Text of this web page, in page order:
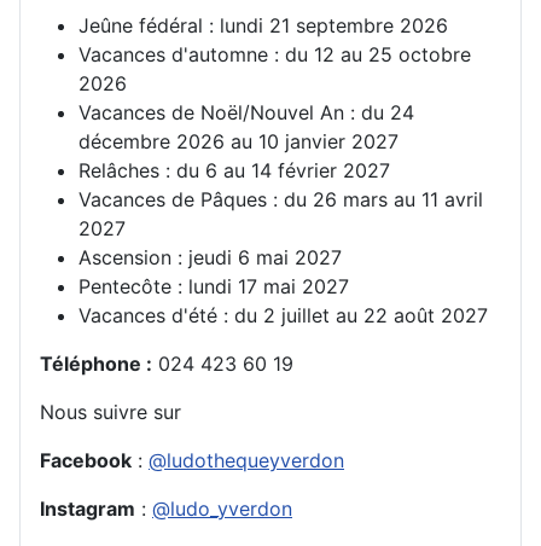
Jeûne fédéral : lundi 21 septembre 2026
Vacances d'automne : du 12 au 25 octobre
2026
Vacances de Noël/Nouvel An : du 24
décembre 2026 au 10 janvier 2027
Relâches : du 6 au 14 février 2027
Vacances de Pâques : du 26 mars au 11 avril
2027
Ascension : jeudi 6 mai 2027
Pentecôte : lundi 17 mai 2027
Vacances d'été : du 2 juillet au 22 août 2027
Téléphone : 024 423 60 19
Nous suivre sur
Facebook : @ludothequeyverdon
Instagram : @ludo_yverdon